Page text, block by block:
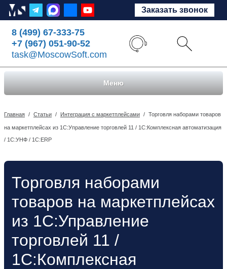
Заказать звонок
8 (499) 67-333-75
+7 (967) 051-90-52
task@MoscowSoft.com
Меню
Главная / Статьи / Интеграция с маркетплейсами / Торговля наборами товаров
на маркетплейсах из 1С:Управление торговлей 11 / 1С:Комплексная автоматизация
/ 1С:УНФ / 1С:ERP
Торговля наборами
товаров на маркетплейсах
из 1С:Управление
торговлей 11 /
1С:Комплексная